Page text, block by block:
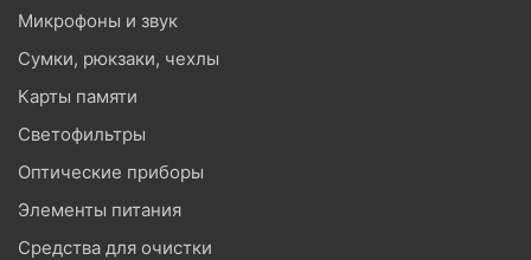
Микрофоны и звук
Сумки, рюкзаки, чехлы
Карты памяти
Светофильтры
Оптические приборы
Элементы питания
Средства для очистки